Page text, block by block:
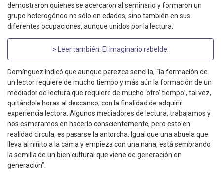
demostraron quienes se acercaron al seminario y formaron un
grupo heterogéneo no sólo en edades, sino también en sus
diferentes ocupaciones, aunque unidos por la lectura.
> Leer también: El imaginario rebelde
Domínguez indicó que aunque parezca sencilla, “la formación de
un lector requiere de mucho tiempo y más aún la formación de un
mediador de lectura que requiere de mucho ‘otro’ tiempo”, tal vez,
quitándole horas al descanso, con la finalidad de adquirir
experiencia lectora. Algunos mediadores de lectura, trabajamos y
nos esmeramos en hacerlo conscientemente, pero esto en
realidad circula, es pasarse la antorcha. Igual que una abuela que
lleva al niñito a la cama y empieza con una nana, está sembrando
la semilla de un bien cultural que viene de generación en
generación”.